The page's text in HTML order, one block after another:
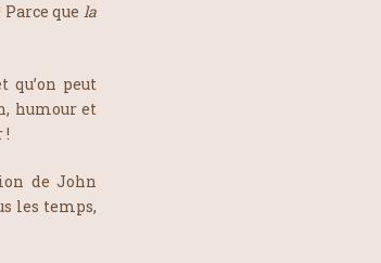
que la
peut
humour et
!
de John
les temps,